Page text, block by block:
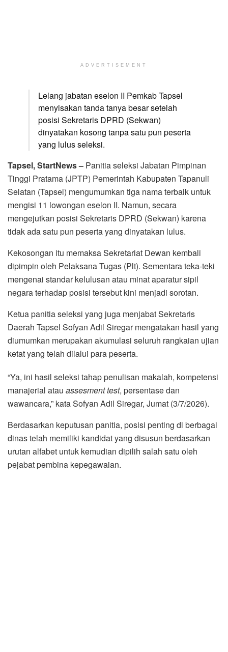
ADVERTISEMENT
Lelang jabatan eselon II Pemkab Tapsel
menyisakan tanda tanya besar setelah
posisi Sekretaris DPRD (Sekwan)
dinyatakan kosong tanpa satu pun peserta
yang lulus seleksi.
Tapsel, StartNews – Panitia seleksi Jabatan Pimpinan
Tinggi Pratama (JPTP) Pemerintah Kabupaten Tapanuli
Selatan (Tapsel) mengumumkan tiga nama terbaik untuk
mengisi 11 lowongan eselon II. Namun, secara
mengejutkan posisi Sekretaris DPRD (Sekwan) karena
tidak ada satu pun peserta yang dinyatakan lulus.
Kekosongan itu memaksa Sekretariat Dewan kembali
dipimpin oleh Pelaksana Tugas (Plt). Sementara teka-teki
mengenai standar kelulusan atau minat aparatur sipil
negara terhadap posisi tersebut kini menjadi sorotan.
Ketua panitia seleksi yang juga menjabat Sekretaris
Daerah Tapsel Sofyan Adil Siregar mengatakan hasil yang
diumumkan merupakan akumulasi seluruh rangkaian ujian
ketat yang telah dilalui para peserta.
“Ya, ini hasil seleksi tahap penulisan makalah, kompetensi
manajerial atau assesment test, persentase dan
wawancara,” kata Sofyan Adil Siregar, Jumat (3/7/2026).
Berdasarkan keputusan panitia, posisi penting di berbagai
dinas telah memiliki kandidat yang disusun berdasarkan
urutan alfabet untuk kemudian dipilih salah satu oleh
pejabat pembina kepegawaian.